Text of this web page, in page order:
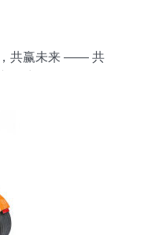
，共赢未来 —— 共